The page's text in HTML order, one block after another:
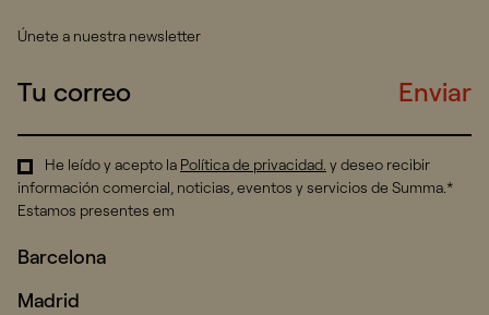
Únete a nuestra newsletter
Enviar
He leído y acepto la Política de privacidad. y deseo recibir
información comercial, noticias, eventos y servicios de Summa.*
Estamos presentes em
Barcelona
Madrid